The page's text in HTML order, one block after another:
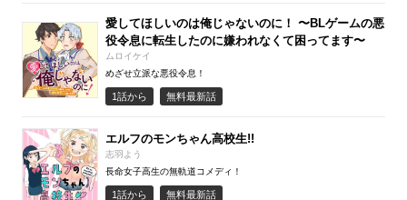
愛してほしいのは俺じゃないのに！ 〜BLゲームの悪
役令息に転生したのに嫌われなくて困ってます〜
ムロイケイ
めざせ立派な悪役令息！
1話から 無料最新話
エルフのモンちゃん高校生!!
志羽よう
長命女子高生の無軌道コメディ！
1話から 無料最新話